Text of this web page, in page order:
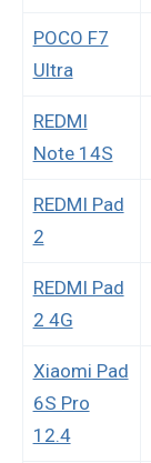
POCO F7
Ultra
REDMI
Note 14S
REDMI Pad
2
REDMI Pad
2 4G
Xiaomi Pad
6S Pro
12.4